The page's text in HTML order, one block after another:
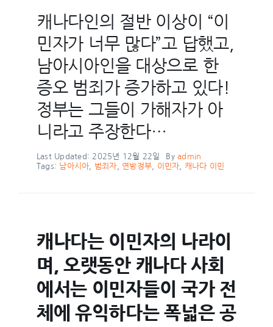
캐나다인의 절반 이상이 “이
민자가 너무 많다”고 답했고,
남아시아인을 대상으로 한
증오 범죄가 증가하고 있다!
정부는 그들이 가해자가 아
니라고 주장한다…
Last Updated: 2025년 12월 22일 Byadmin
Tags: 남아시아 범죄자 연방정부 이민자 캐나다 이민
캐나다는 이민자의 나라이
며, 오랫동안 캐나다 사회
에서는 이민자들이 국가 전
체에 유익하다는 폭넓은 공